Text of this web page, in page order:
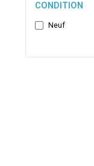
CONDITION
Neuf